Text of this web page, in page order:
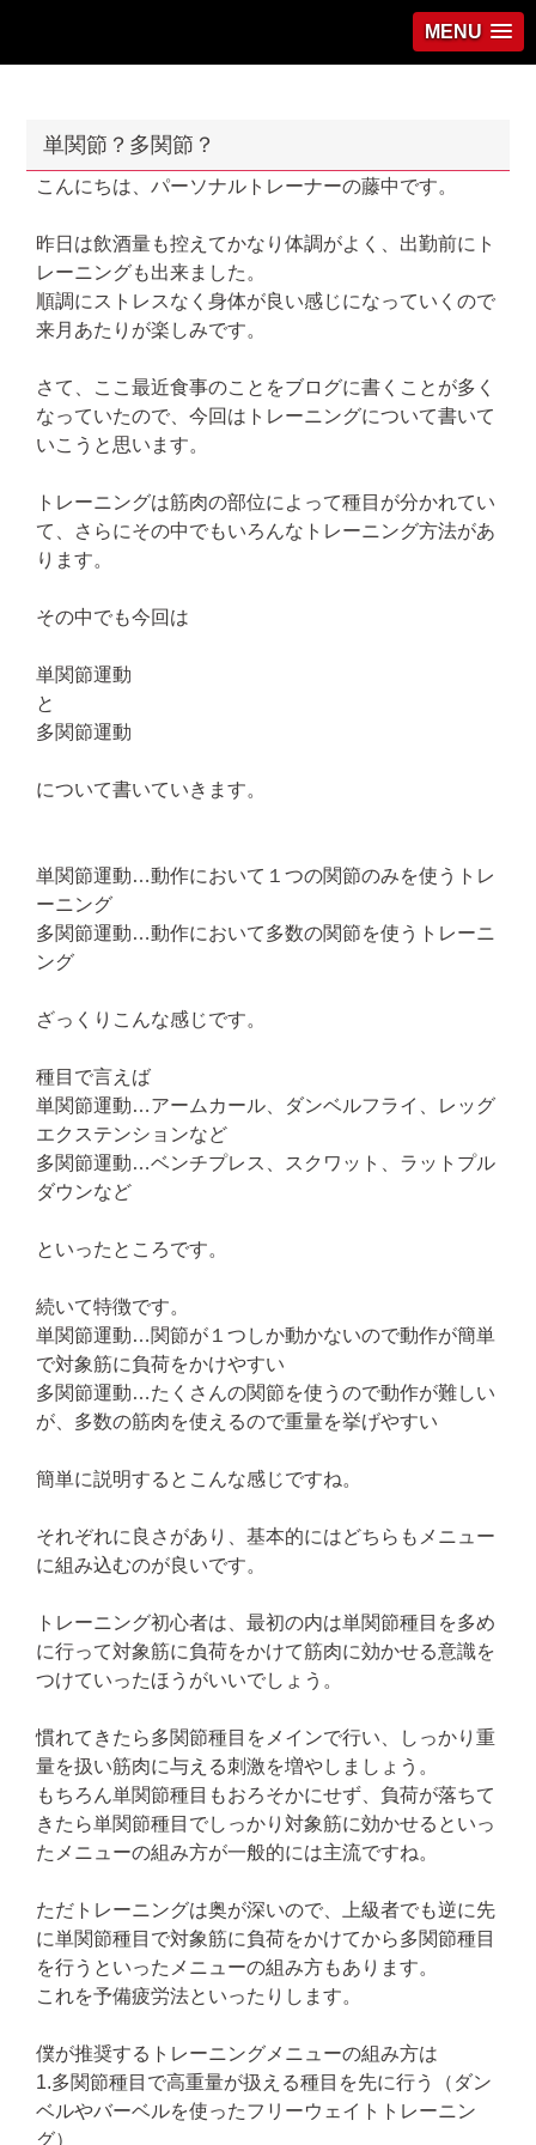
MENU
単関節？多関節？
こんにちは、パーソナルトレーナーの藤中です。
昨日は飲酒量も控えてかなり体調がよく、出勤前にト
レーニングも出来ました。
順調にストレスなく身体が良い感じになっていくので
来月あたりが楽しみです。
さて、ここ最近食事のことをブログに書くことが多く
なっていたので、今回はトレーニングについて書いて
いこうと思います。
トレーニングは筋肉の部位によって種目が分かれてい
て、さらにその中でもいろんなトレーニング方法があ
ります。
その中でも今回は
単関節運動
と
多関節運動
について書いていきます。
単関節運動…動作において１つの関節のみを使うトレ
ーニング
多関節運動…動作において多数の関節を使うトレーニ
ング
ざっくりこんな感じです。
種目で言えば
単関節運動…アームカール、ダンベルフライ、レッグ
エクステンションなど
多関節運動…ベンチプレス、スクワット、ラットプル
ダウンなど
といったところです。
続いて特徴です。
単関節運動…関節が１つしか動かないので動作が簡単
で対象筋に負荷をかけやすい
多関節運動…たくさんの関節を使うので動作が難しい
が、多数の筋肉を使えるので重量を挙げやすい
簡単に説明するとこんな感じですね。
それぞれに良さがあり、基本的にはどちらもメニュー
に組み込むのが良いです。
トレーニング初心者は、最初の内は単関節種目を多め
に行って対象筋に負荷をかけて筋肉に効かせる意識を
つけていったほうがいいでしょう。
慣れてきたら多関節種目をメインで行い、しっかり重
量を扱い筋肉に与える刺激を増やしましょう。
もちろん単関節種目もおろそかにせず、負荷が落ちて
きたら単関節種目でしっかり対象筋に効かせるといっ
たメニューの組み方が一般的には主流ですね。
ただトレーニングは奥が深いので、上級者でも逆に先
に単関節種目で対象筋に負荷をかけてから多関節種目
を行うといったメニューの組み方もあります。
これを予備疲労法といったりします。
僕が推奨するトレーニングメニューの組み方は
1.多関節種目で高重量が扱える種目を先に行う（ダン
ベルやバーベルを使ったフリーウェイトトレーニン
グ）